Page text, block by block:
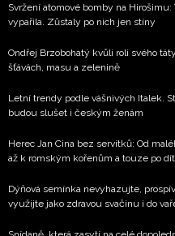
Svržení atomové bomby na
vypařila. Zůstaly po nich jen stíny
Ondřej Brzobohatý kvůli roli svého
šťávách, masu a zelenině
Letní trendy podle vášnivých Italek.
budou slušet i českým ženám
Herec Jan Cina bez servítků: Od
až k romským kořenům a touze po
Dýňová semínka nevyhazujte,
využijte jako zdravou svačinu i do